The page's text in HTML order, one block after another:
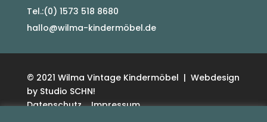
Tel.:(0) 1573 518 8680
hallo@wilma-kindermöbel.de
© 2021 Wilma Vintage Kindermöbel | Webdesign
by Studio SCHN!
Datenschutz
Impressum